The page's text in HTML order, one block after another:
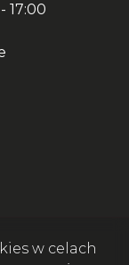
17:00
w celach